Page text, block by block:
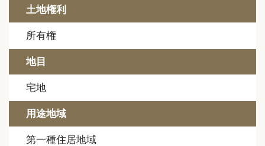
土地権利
所有権
地目
宅地
用途地域
第一種住居地域